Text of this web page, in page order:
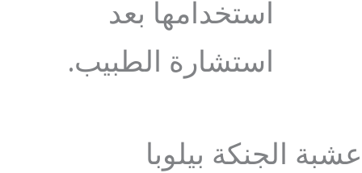
استخدامها بعد
استشارة الطبيب.
عشبة الجنكة بيلوبا